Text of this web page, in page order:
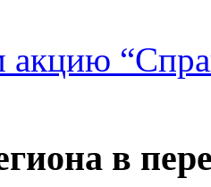
акцию
в